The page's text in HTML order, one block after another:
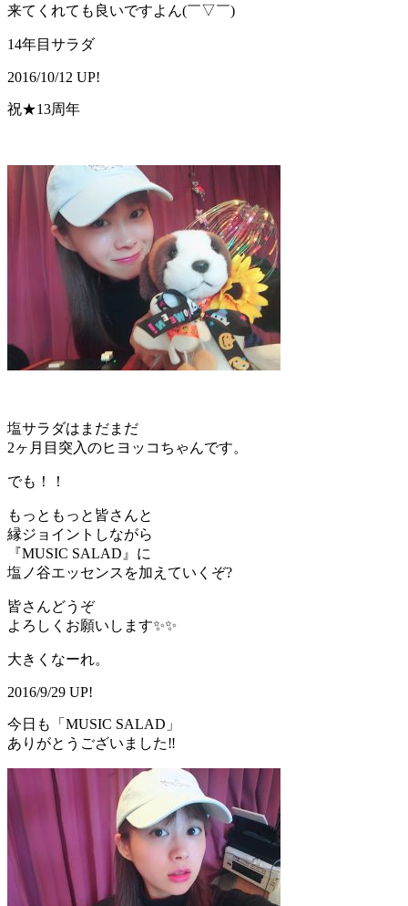
来てくれても良いですよん(￣▽￣)
14年目サラダ
2016/10/12 UP!
祝★13周年
塩サラダはまだまだ
2ヶ月目突入のヒヨッコちゃんです。
でも！！
もっともっと皆さんと
縁ジョイントしながら
『MUSIC SALAD』に
塩ノ谷エッセンスを加えていくぞ?
皆さんどうぞ
よろしくお願いします✨✨
大きくなーれ。
2016/9/29 UP!
今日も「MUSIC SALAD」
ありがとうございました‼️